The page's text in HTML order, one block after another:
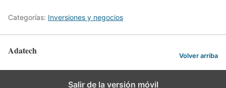
Categorías: Inversiones y negocios
Adatech Volver arriba
Salir de la versión móvil